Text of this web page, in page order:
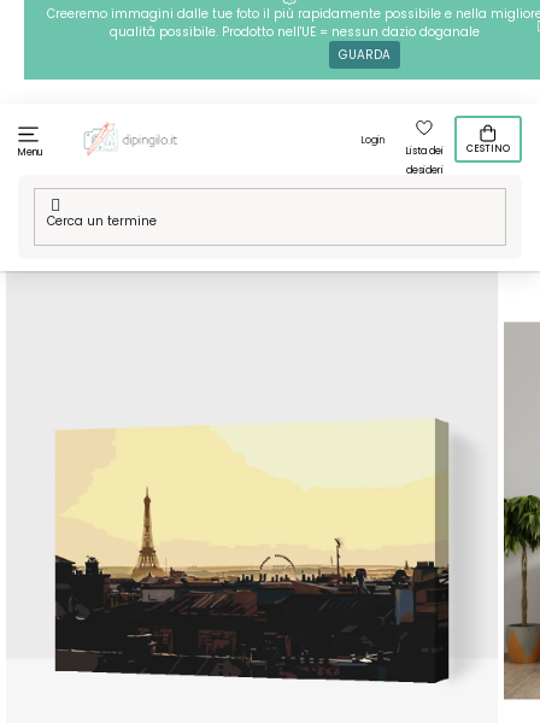
Passa
contenuto
Creeremo immagini dalle tue foto il più rapidamente possibile e nella
qualità possibile. Prodotto nell'UE = nessun dazio doganale
GUARDA
Menu
Login
Lista dei
desideri
CESTINO
Casa
/ Tecniche / Dipingere con i numeri / Dipingere con i
numeri – Parigi all'alba